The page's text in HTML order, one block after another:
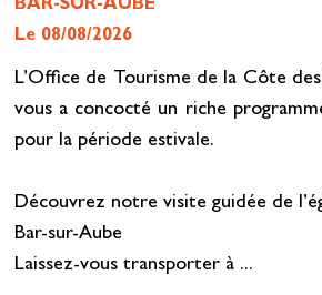
BAR-SUR-AUBE
Le 08/08/2026
L’Office de Tourisme de la Côte
vous a concocté un riche
pour la période estivale.
Découvrez notre visite guidée de
Bar-sur-Aube
Laissez-vous transporter à ...